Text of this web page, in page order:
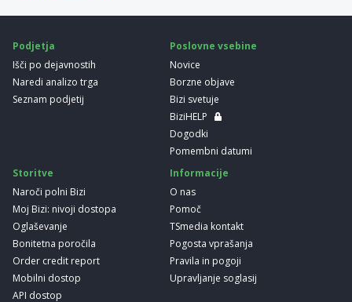
Podjetja
Išči po dejavnostih
Naredi analizo trga
Seznam podjetij
Poslovne vsebine
Novice
Borzne objave
Bizi svetuje
BiziHELP
Dogodki
Pomembni datumi
Storitve
Naroči polni Bizi
Moj Bizi: nivoji dostopa
Oglaševanje
Bonitetna poročila
Order credit report
Mobilni dostop
API dostop
Informacije
O nas
Pomoč
TSmedia kontakt
Pogosta vprašanja
Pravila in pogoji
Upravljanje soglasij